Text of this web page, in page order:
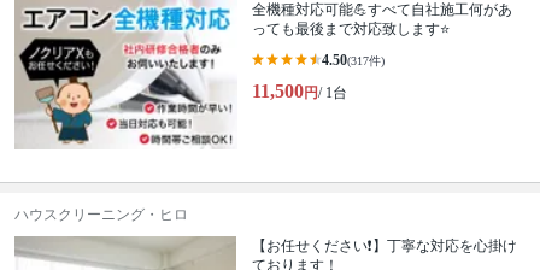
全機種対応可能💪すべて自社施工何があ
っても最後まで対応致します⭐
4.50(317件)
11,500円/ 1台
ハウスクリーニング・ヒロ
【お任せください❗️】丁寧な対応を心掛け
ております！